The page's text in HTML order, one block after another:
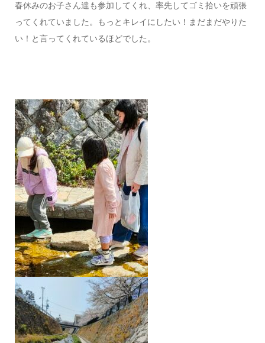
春休みのお子さん達も参加してくれ、率先してゴミ拾いを頑張
ってくれていました。もっとキレイにしたい！まだまだやりた
い！と言ってくれているほどでした。